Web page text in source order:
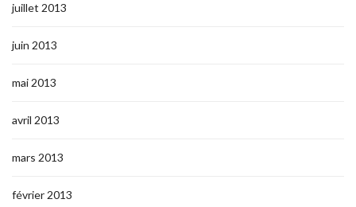
juillet 2013
juin 2013
mai 2013
avril 2013
mars 2013
février 2013